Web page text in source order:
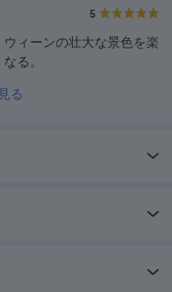
5
ィーンの壮大な景色を楽
る。
る